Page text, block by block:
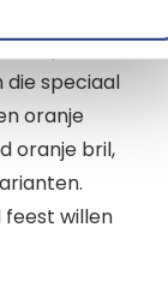
in het
jou
die speciaal
oranje
oranje bril,
feest willen